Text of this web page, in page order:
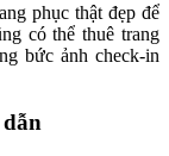
phục thật đẹp để
có thể thuê trang
bức ảnh check-in